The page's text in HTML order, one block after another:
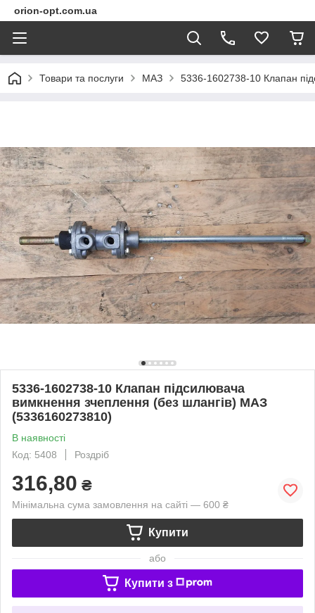
orion-opt.com.ua
Товари та послуги МАЗ 5336-1602738-10 Клапан
5336-1602738-10 Клапан підсилювача
вимкнення зчеплення (без шлангів) МАЗ
(5336160273810)
В наявності
Код: 5408
Роздріб
316,80 ₴
Мінімальна сума замовлення на сайті — 600 ₴
Купити
або
Купити з